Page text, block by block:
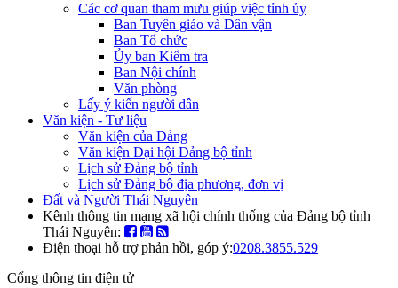
Các cơ quan tham mưu giúp việc tỉnh ủy
Ban Tuyên giáo và Dân vận
Ban Tổ chức
Ủy ban Kiểm tra
Ban Nội chính
Văn phòng
Lấy ý kiến người dân
Văn kiện - Tư liệu
Văn kiện của Đảng
Văn kiện Đại hội Đảng bộ tỉnh
Lịch sử Đảng bộ tỉnh
Lịch sử Đảng bộ địa phương, đơn vị
Đất và Người Thái Nguyên
Kênh thông tin mạng xã hội chính thống của Đảng bộ tỉnh
Thái Nguyên:
Điện thoại hỗ trợ phản hồi, góp ý:0208.3855.529
Cổng thông tin điện tử